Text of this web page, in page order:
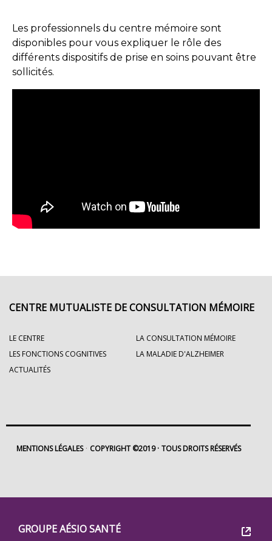
Les professionnels du centre mémoire sont
disponibles pour vous expliquer le rôle des
différents dispositifs de prise en soins pouvant être
sollicités.
Groupe
GROUPE AÉSIO SANTÉ
CENTRE MUTUALISTE DE CONSULTATION MÉMOIRE
LE CENTRE
LA CONSULTATION MÉMOIRE
LES FONCTIONS COGNITIVES
LA MALADIE D'ALZHEIMER
ACTUALITÉS
MENTIONS LÉGALES COPYRIGHT ©2019 TOUS DROITS RÉSERVÉS